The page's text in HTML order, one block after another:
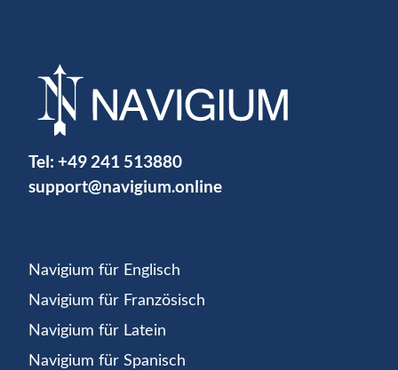
Tel: +49 241 513880
support@navigium.online
Navigium für Englisch
Navigium für Französisch
Navigium für Latein
Navigium für Spanisch